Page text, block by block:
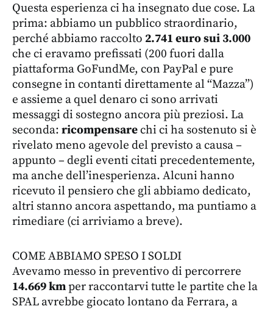
Questa esperienza ci ha insegnato due cose. La
prima: abbiamo un pubblico straordinario,
perché abbiamo raccolto 2.741 euro sui 3.000
che ci eravamo prefissati (200 fuori dalla
piattaforma GoFundMe, con PayPal e pure
consegne in contanti direttamente al “Mazza”)
e assieme a quel denaro ci sono arrivati
messaggi di sostegno ancora più preziosi. La
seconda: ricompensarechi ci ha sostenuto si è
rivelato meno agevole del previsto a causa –
appunto – degli eventi citati precedentemente,
ma anche dell’inesperienza. Alcuni hanno
ricevuto il pensiero che gli abbiamo dedicato,
altri stanno ancora aspettando, ma puntiamo a
rimediare (ci arriviamo a breve).
COME ABBIAMO SPESO I SOLDI
Avevamo messo in preventivo di percorrere
14.669 kmper raccontarvi tutte le partite che la
SPAL avrebbe giocato lontano da Ferrara, a